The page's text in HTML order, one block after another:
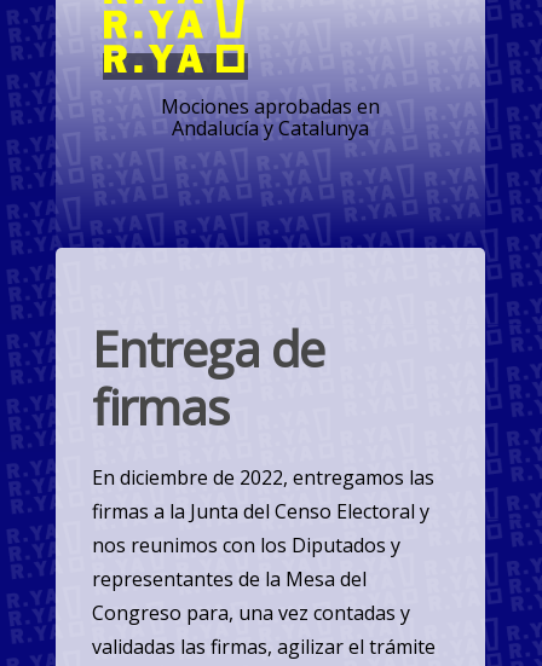
Mociones aprobadas en
Andalucía y Catalunya
Entrega de
firmas
En diciembre de 2022, entregamos las
firmas a la Junta del Censo Electoral y
nos reunimos con los Diputados y
representantes de la Mesa del
Congreso para, una vez contadas y
validadas las firmas, agilizar el trámite